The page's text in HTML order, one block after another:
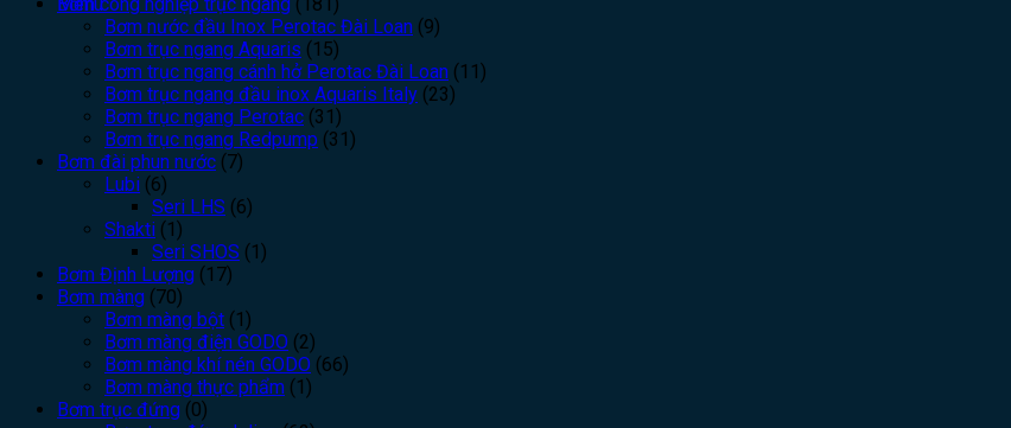
Bơm nước đầu Inox Perotac Đài Loan (9)
Bơm trục ngang Aquaris (15)
Bơm trục ngang cánh hở Perotac Đài Loan (11)
Bơm trục ngang đầu inox Aquaris Italy (23)
Bơm trục ngang Perotac (31)
Bơm trục ngang Redpump (31)
Bơm đài phun nước (7)
Lubi (6)
Seri LHS (6)
Shakti (1)
Seri SHOS (1)
Bơm Định Lượng (17)
Bơm màng (70)
Bơm màng bột (1)
Bơm màng điện GODO (2)
Bơm màng khí nén GODO (66)
Bơm màng thực phẩm (1)
Bơm trục đứng (0)